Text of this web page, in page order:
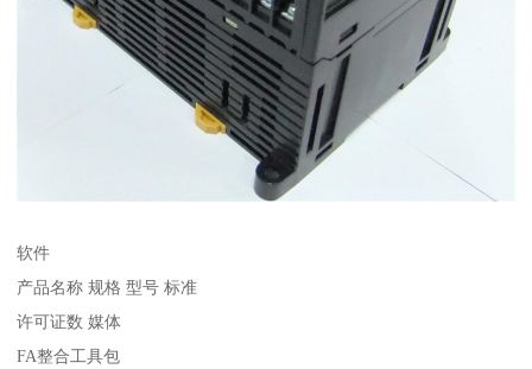
软件
产品名称 规格 型号 标准
许可证数 媒体
FA整合工具包